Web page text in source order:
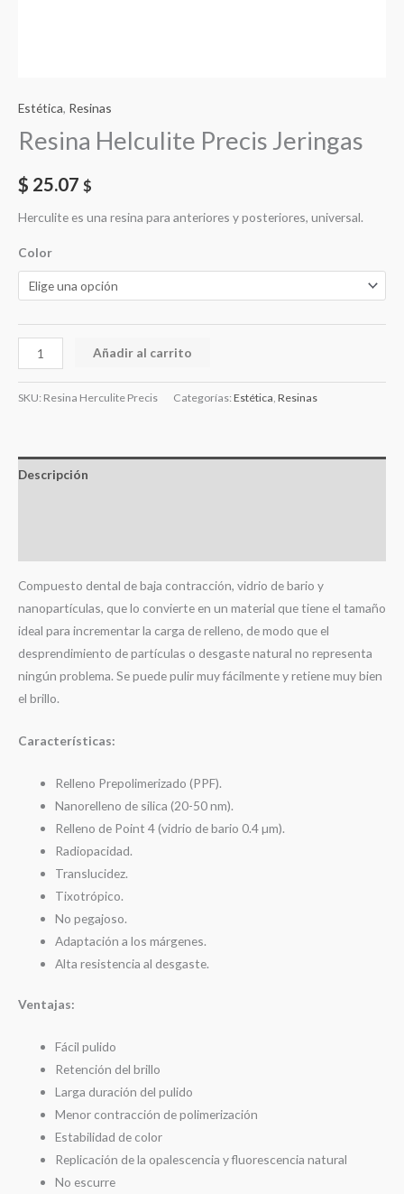
Estética, Resinas
Resina Helculite Precis Jeringas
$ 25.07 $
Herculite es una resina para anteriores y posteriores, universal.
Color
Resina
Helculite
Precis
Añadir al carrito
SKU: Resina Herculite Precis Categorías: Estética Resinas
Descripción
Compuesto dental de baja contracción, vidrio de bario y
nanopartículas, que lo convierte en un material que tiene el tamaño
ideal para incrementar la carga de relleno, de modo que el
desprendimiento de partículas o desgaste natural no representa
ningún problema. Se puede pulir muy fácilmente y retiene muy bien
el brillo.
Características:
Relleno Prepolimerizado (PPF).
Nanorelleno de silica (20-50 nm).
Relleno de Point 4 (vidrio de bario 0.4 µm).
Radiopacidad.
Translucidez.
Tixotrópico.
No pegajoso.
Adaptación a los márgenes.
Alta resistencia al desgaste.
Ventajas:
Fácil pulido
Retención del brillo
Larga duración del pulido
Menor contracción de polimerización
Estabilidad de color
Replicación de la opalescencia y fluorescencia natural
No escurre